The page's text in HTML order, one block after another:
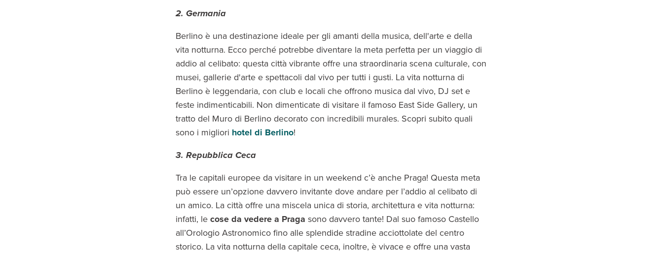
2. Germania
Berlino è una destinazione ideale per gli amanti della musica, dell'arte e della
vita notturna. Ecco perché potrebbe diventare la meta perfetta per un viaggio di
addio al celibato: questa città vibrante offre una straordinaria scena culturale, con
musei, gallerie d'arte e spettacoli dal vivo per tutti i gusti. La vita notturna di
Berlino è leggendaria, con club e locali che offrono musica dal vivo, DJ set e
feste indimenticabili. Non dimenticate di visitare il famoso East Side Gallery, un
tratto del Muro di Berlino decorato con incredibili murales. Scopri subito quali
sono i migliori hotel di Berlino!
3. Repubblica Ceca
Tra le capitali europee da visitare in un weekend c’è anche Praga! Questa meta
può essere un’opzione davvero invitante dove andare per l’addio al celibato di
un amico. La città offre una miscela unica di storia, architettura e vita notturna:
infatti, le cose da vedere a Praga sono davvero tante! Dal suo famoso Castello
all’Orologio Astronomico fino alle splendide stradine acciottolate del centro
storico. La vita notturna della capitale ceca, inoltre, è vivace e offre una vasta